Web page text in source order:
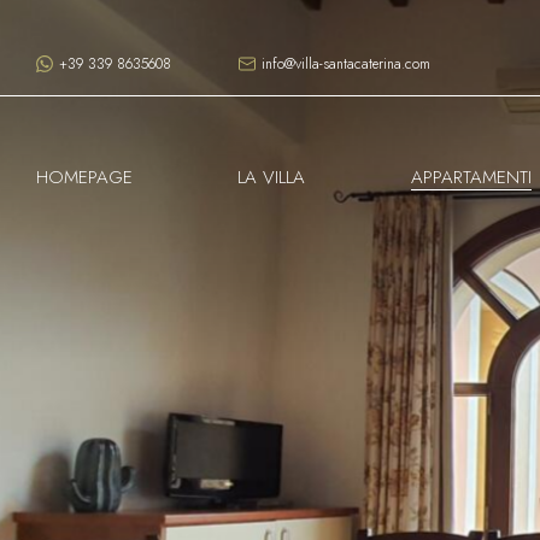
+39 339 8635608 info@villa-santacaterina.com
HOMEPAGE LA VILLA APPARTAMENTI